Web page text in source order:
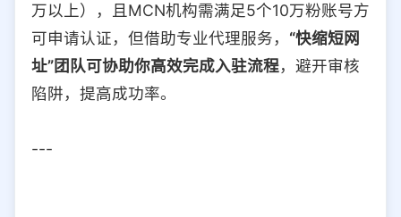
万以上），且MCN机构需满足5个10万粉账号方
可申请认证，但借助专业代理服务， “快缩短网
址”团队可协助你高效完成入驻流程，避开审核
陷阱，提高成功率。
---